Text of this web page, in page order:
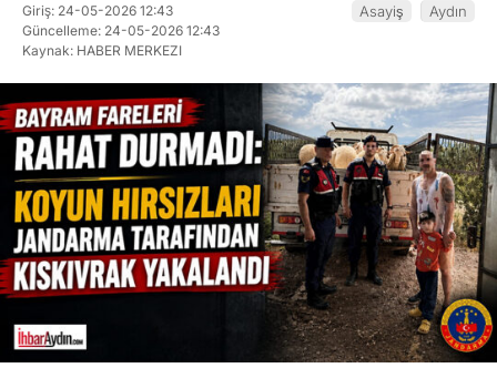
Giriş: 24-05-2026 12:43
Güncelleme: 24-05-2026 12:43
Kaynak: HABER MERKEZI
Asayiş Aydın